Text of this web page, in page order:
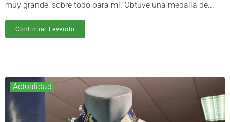
muy grande, sobre todo para mí. Obtuve una medalla de...
Continuar Leyendo
Actualidad